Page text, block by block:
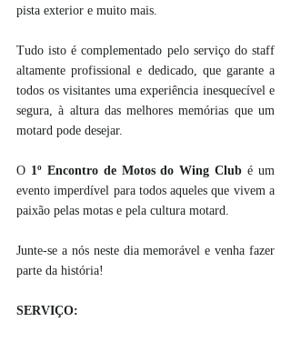
pista exterior e muito mais.
Tudo isto é complementado pelo serviço do staff
altamente profissional e dedicado, que garante a
todos os visitantes uma experiência inesquecível e
segura, à altura das melhores memórias que um
motard pode desejar.
O 1º Encontro de Motos do Wing Club é um
evento imperdível para todos aqueles que vivem a
paixão pelas motas e pela cultura motard.
Junte-se a nós neste dia memorável e venha fazer
parte da história!
SERVIÇO: